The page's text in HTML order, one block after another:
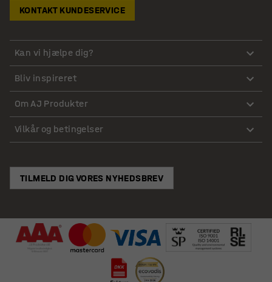
KONTAKT KUNDESERVICE
Kan vi hjælpe dig?
Bliv inspireret
Om AJ Produkter
Vilkår og betingelser
TILMELD DIG VORES NYHEDSBREV